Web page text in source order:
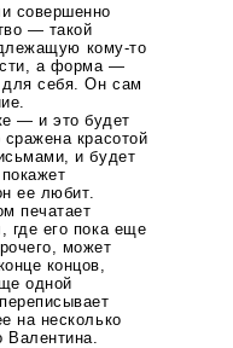
совершенно
— такой
кому-то
а форма —
для себя. Он сам
— и это будет
красотой
и будет
ее любит.
печатает
где его пока еще
может
концов,
одной
на несколько